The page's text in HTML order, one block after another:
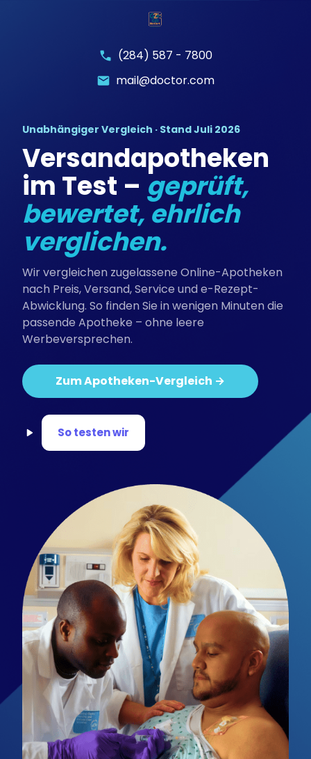
(284) 587 - 7800
mail@doctor.com
Unabhängiger Vergleich · Stand Juli 2026
Versandapotheken
im Test – geprüft,
bewertet, ehrlich
verglichen.
Wir vergleichen zugelassene Online-Apotheken
nach Preis, Versand, Service und e-Rezept-
Abwicklung. So finden Sie in wenigen Minuten die
passende Apotheke – ohne leere
Werbeversprechen.
Zum Apotheken-Vergleich →
So testen wir